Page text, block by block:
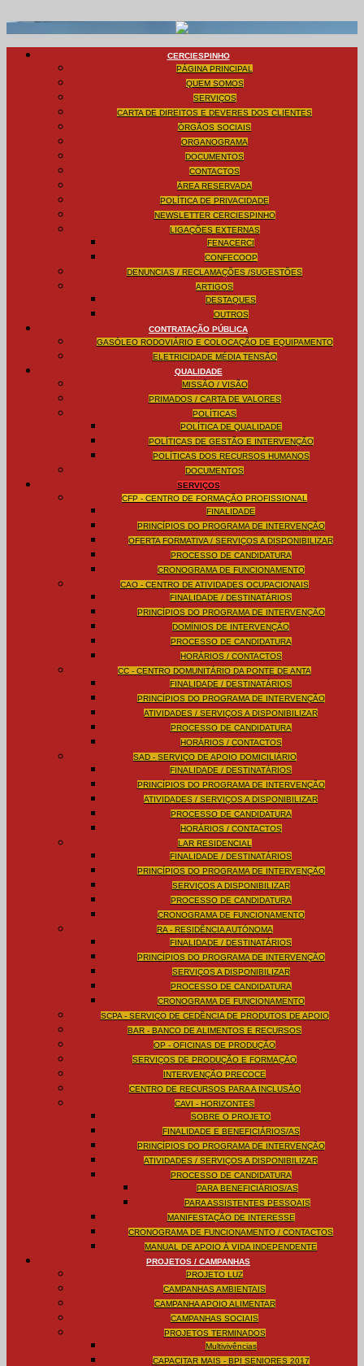
CERCIESPINHO
PÁGINA PRINCIPAL
QUEM SOMOS
SERVIÇOS
CARTA DE DIREITOS E DEVERES DOS CLIENTES
ÓRGÃOS SOCIAIS
ORGANOGRAMA
DOCUMENTOS
CONTACTOS
ÁREA RESERVADA
POLÍTICA DE PRIVACIDADE
NEWSLETTER CERCIESPINHO
LIGAÇÕES EXTERNAS
FENACERCI
CONFECOOP
DENUNCIAS / RECLAMAÇÕES /SUGESTÕES
ARTIGOS
DESTAQUES
OUTROS
CONTRATAÇÃO PÚBLICA
GASÓLEO RODOVIÁRIO E COLOCAÇÃO DE EQUIPAMENTO
ELETRICIDADE MÉDIA TENSÃO
QUALIDADE
MISSÃO / VISÃO
PRIMADOS / CARTA DE VALORES
POLÍTICAS
POLÍTICA DE QUALIDADE
POLÍTICAS DE GESTÃO E INTERVENÇÃO
POLÍTICAS DOS RECURSOS HUMANOS
DOCUMENTOS
SERVIÇOS
CFP - CENTRO DE FORMAÇÃO PROFISSIONAL
FINALIDADE
PRINCÍPIOS DO PROGRAMA DE INTERVENÇÃO
OFERTA FORMATIVA / SERVIÇOS A DISPONIBILIZAR
PROCESSO DE CANDIDATURA
CRONOGRAMA DE FUNCIONAMENTO
CAO - CENTRO DE ATIVIDADES OCUPACIONAIS
FINALIDADE / DESTINATÁRIOS
PRINCÍPIOS DO PROGRAMA DE INTERVENÇÃO
DOMÍNIOS DE INTERVENÇÃO
PROCESSO DE CANDIDATURA
HORÁRIOS / CONTACTOS
CC - CENTRO DOMUNITÁRIO DA PONTE DE ANTA
FINALIDADE / DESTINATÁRIOS
PRINCÍPIOS DO PROGRAMA DE INTERVENÇÃO
ATIVIDADES / SERVIÇOS A DISPONIBILIZAR
PROCESSO DE CANDIDATURA
HORÁRIOS / CONTACTOS
SAD - SERVIÇO DE APOIO DOMICILIÁRIO
FINALIDADE / DESTINATÁRIOS
PRINCÍPIOS DO PROGRAMA DE INTERVENÇÃO
ATIVIDADES / SERVIÇOS A DISPONIBILIZAR
PROCESSO DE CANDIDATURA
HORÁRIOS / CONTACTOS
LAR RESIDENCIAL
FINALIDADE / DESTINATÁRIOS
PRINCÍPIOS DO PROGRAMA DE INTERVENÇÃO
SERVIÇOS A DISPONIBILIZAR
PROCESSO DE CANDIDATURA
CRONOGRAMA DE FUNCIONAMENTO
RA - RESIDÊNCIA AUTÓNOMA
FINALIDADE / DESTINATÁRIOS
PRINCÍPIOS DO PROGRAMA DE INTERVENÇÃO
SERVIÇOS A DISPONIBILIZAR
PROCESSO DE CANDIDATURA
CRONOGRAMA DE FUNCIONAMENTO
SCPA - SERVIÇO DE CEDÊNCIA DE PRODUTOS DE APOIO
BAR - BANCO DE ALIMENTOS E RECURSOS
OP - OFICINAS DE PRODUÇÃO
SERVIÇOS DE PRODUÇÃO E FORMAÇÃO
INTERVENÇÃO PRECOCE
CENTRO DE RECURSOS PARA A INCLUSÃO
CAVI - HORIZONTES
SOBRE O PROJETO
FINALIDADE E BENEFICIÁRIOS/AS
PRINCÍPIOS DO PROGRAMA DE INTERVENÇÃO
ATIVIDADES / SERVIÇOS A DISPONIBILIZAR
PROCESSO DE CANDIDATURA
PARA BENEFICIÁRIOS/AS
PARA ASSISTENTES PESSOAIS
MANIFESTAÇÃO DE INTERESSE
CRONOGRAMA DE FUNCIONAMENTO / CONTACTOS
MANUAL DE APOIO À VIDA INDEPENDENTE
PROJETOS / CAMPANHAS
PROJETO LUZ
CAMPANHAS AMBIENTAIS
CAMPANHA APOIO ALIMENTAR
CAMPANHAS SOCIAIS
PROJETOS TERMINADOS
Multivivências
CAPACITAR MAIS - BPI SENIORES 2017